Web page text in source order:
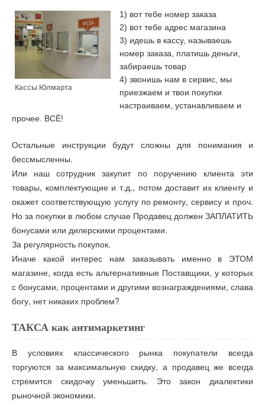
Кассы Юлмарта
1) вот тебе номер заказа
2) вот тебе адрес магазина
3) идешь в кассу, называешь
номер заказа, платишь деньги,
забираешь товар
4) звонишь нам в сервис, мы
приезжаем и твои покупки
настраиваем, устанавливаем и
прочее. ВСЁ!
Остальные инструкции будут сложны для понимания и
бессмысленны.
Или наш сотрудник закупит по поручению клиента эти
товары, комплектующие и т.д., потом доставит их клиенту и
окажет соответствующую услугу по ремонту, сервису и проч.
Но за покупки в любом случае Продавец должен ЗАПЛАТИТЬ
бонусами или дилерскими процентами.
За регулярность покупок.
Иначе какой интерес нам заказывать именно в ЭТОМ
магазине, когда есть альтернативные Поставщики, у которых
с бонусами, процентами и другими вознаграждениями, слава
богу, нет никаких проблем?
ТАКСА как антимаркетинг
В условиях классического рынка покупатели всегда
торгуются за максимальную скидку, а продавец же всегда
стремится скидочку уменьшить. Это закон диалектики
рыночной экономики.